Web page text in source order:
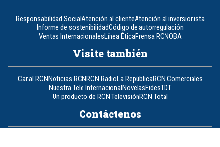
Responsabilidad SocialAtención al clienteAtención al inversionista
Informe de sostenibilidadCódigo de autorregulación
Ventas InternacionalesLínea ÉticaPrensa RCNOBA
Visite también
Canal RCNNoticias RCNRCN RadioLa RepúblicaRCN Comerciales
Nuestra Tele InternacionalNovelasFidesTDT
Un producto de RCN TelevisiónRCN Total
Contáctenos